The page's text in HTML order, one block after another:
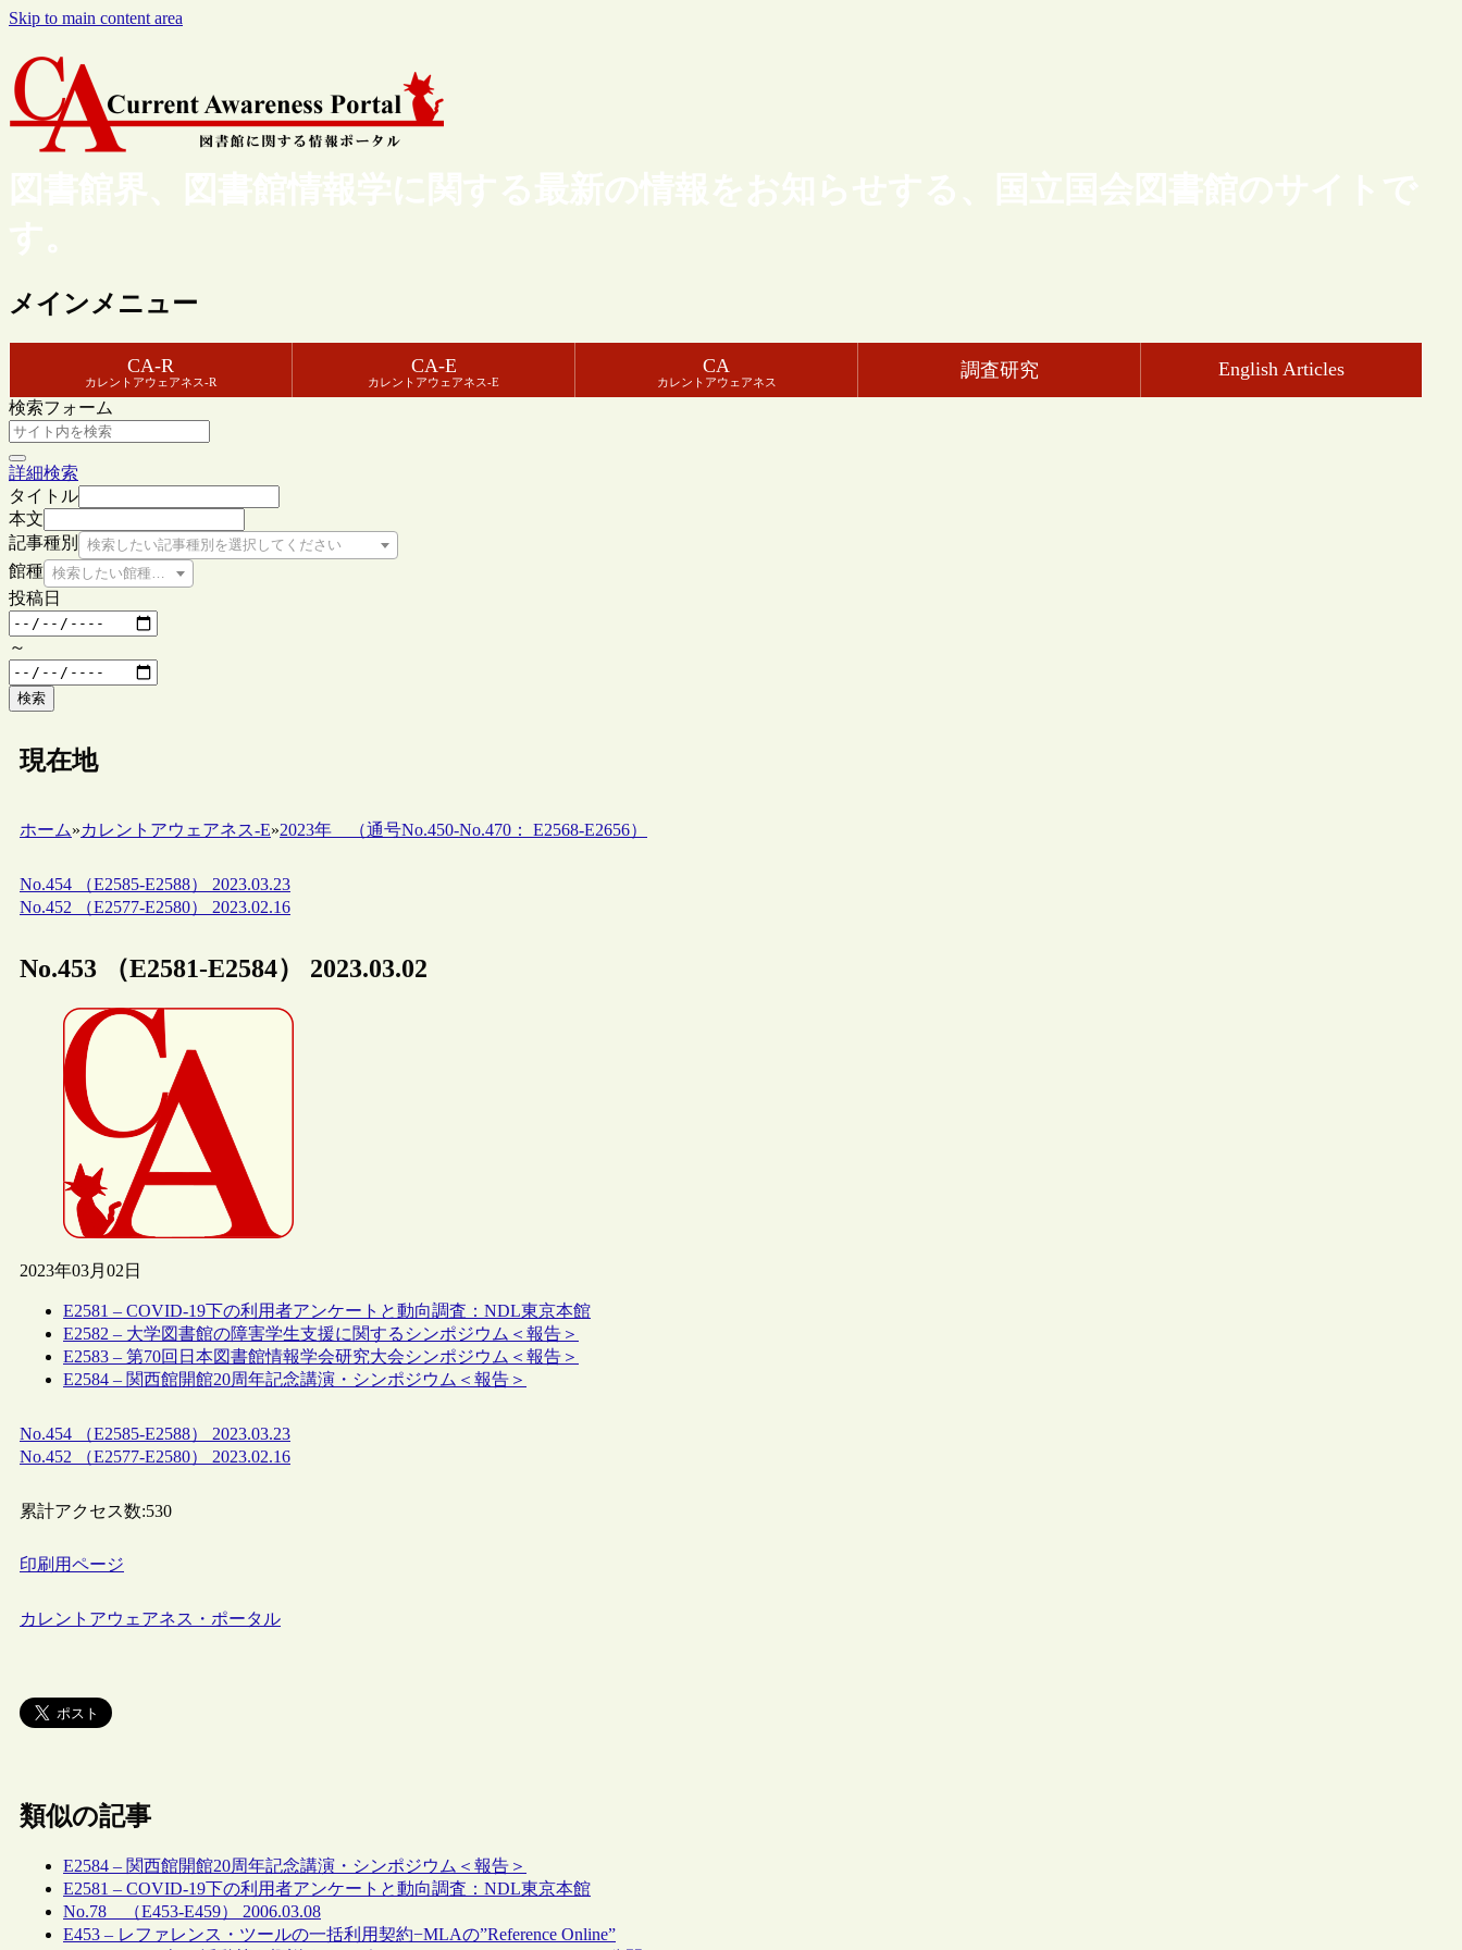
Skip to main content area
図書館界、図書館情報学に関する最新の情報をお知らせする、国立国会図書館のサイトで
す。
メインメニュー
CA-R
カレントアウェアネス-R
CA-E
カレントアウェアネス-E
CA
カレントアウェアネス
調査研究 English Articles
検索フォーム
詳細検索
タイトル
本文
記事種別
検索したい記事種別を選択してください
館種 検索したい館種を選択してください
投稿日
～
検索
現在地
ホーム»カレントアウェアネス-E»2023年 （通号No.450-No.470： E2568-E2656）
No.454 （E2585-E2588） 2023.03.23
No.452 （E2577-E2580） 2023.02.16
No.453 （E2581-E2584） 2023.03.02
2023年03月02日
E2581 – COVID-19下の利用者アンケートと動向調査：NDL東京本館
E2582 – 大学図書館の障害学生支援に関するシンポジウム＜報告＞
E2583 – 第70回日本図書館情報学会研究大会シンポジウム＜報告＞
E2584 – 関西館開館20周年記念講演・シンポジウム＜報告＞
No.454 （E2585-E2588） 2023.03.23
No.452 （E2577-E2580） 2023.02.16
累計アクセス数:530
印刷用ページ
カレントアウェアネス・ポータル
類似の記事
E2584 – 関西館開館20周年記念講演・シンポジウム＜報告＞
E2581 – COVID-19下の利用者アンケートと動向調査：NDL東京本館
No.78 （E453-E459） 2006.03.08
E453 – レファレンス・ツールの一括利用契約−MLAの”Reference Online”